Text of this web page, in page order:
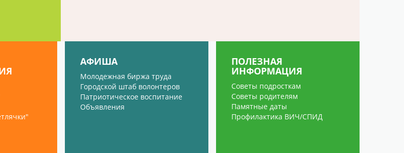
АФИША
Молодежная биржа труда
Городской штаб волонтеров
Патриотическое воспитание
Объявления
ПОЛЕЗНАЯ
ИНФОРМАЦИЯ
Советы подросткам
Советы родителям
Памятные даты
Профилактика ВИЧ/СПИД